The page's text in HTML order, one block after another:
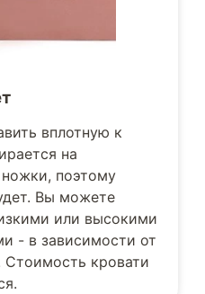
вплотную к
на
поэтому
Вы можете
или высокими
- в зависимости от
Стоимость кровати